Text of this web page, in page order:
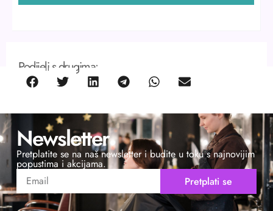
Podijeli s drugima:
Newsletter
Pretplatite se na naš newsletter i budite u toku s najnovijim
popustima i akcijama.
Pretplati se